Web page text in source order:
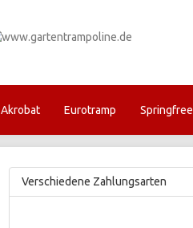
Akrobat Eurotramp Springfree
Verschiedene Zahlungsarten